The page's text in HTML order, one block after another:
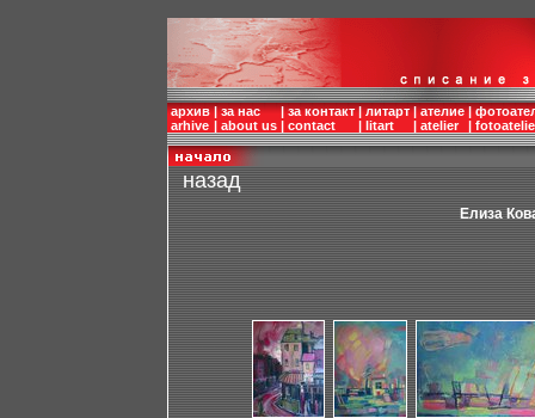
архив
arhive
|
|
за нас
about us
|
|
за контакт
contact
|
|
литарт
litart
|
|
ателие
atelier
|
|
назад
Елиза